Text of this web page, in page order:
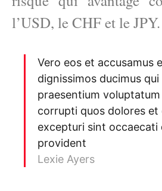
l’USD, le CHF et le JPY.
Vero eos et accusamus
dignissimos ducimus
praesentium
corrupti quos dolores et
excepturi sint occaecati
provident
Lexie Ayers